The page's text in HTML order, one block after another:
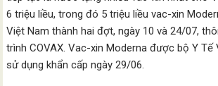
6 triệu liều, trong đó 5 triệu liều vac-xin
Việt Nam thành hai đợt, ngày 10 và 24/07,
trình COVAX. Vac-xin Moderna được bộ Y Tế
sử dụng khẩn cấp ngày 29/06.